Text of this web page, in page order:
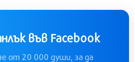
във Facebook
от 20 000 души, за да